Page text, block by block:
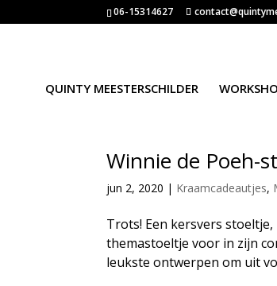
06-15314627
QUINTY MEESTERSCHILDER
Winnie de Poeh-
jun 2, 2020 | Kraamcadeautjes,
Trots! Een kersvers
themastoeltje voor in zijn
leukste ontwerpen om uit